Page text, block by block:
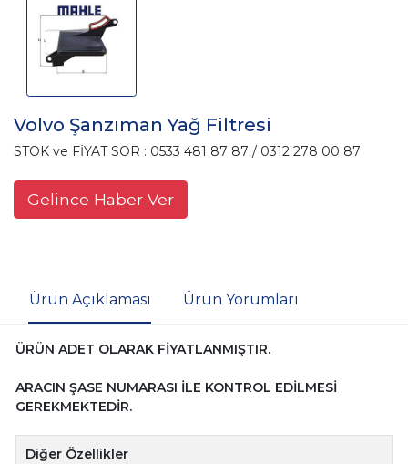
Volvo Şanzıman Yağ Filtresi
STOK ve FİYAT SOR : 0533 481 87 87 / 0312 278 00 87
Gelince Haber Ver
Ürün Açıklaması Ürün Yorumları
ÜRÜN ADET OLARAK FİYATLANMIŞTIR.
ARACIN ŞASE NUMARASI İLE KONTROL EDİLMESİ
GEREKMEKTEDİR.
Diğer Özellikler